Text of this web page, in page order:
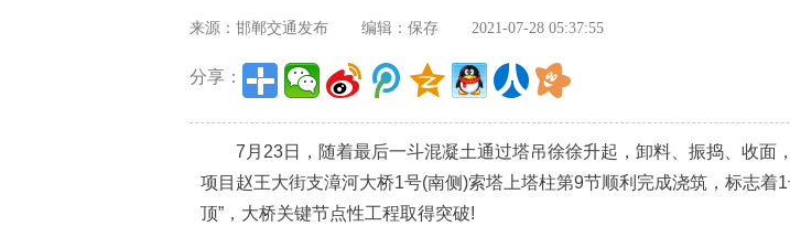
来源：邯郸交通发布 编辑：保存 2021-07-28 05:37:55
分享：
7月23日，随着最后一斗混凝土通过塔吊徐徐升起，卸料、振捣、收面
项目赵王大街支漳河大桥1号(南侧)索塔上塔柱第9节顺利完成浇筑，标志着1
顶”，大桥关键节点性工程取得突破!